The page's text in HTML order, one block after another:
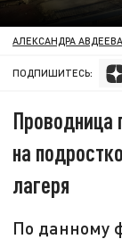
АЛЕКСАНДРА АВДЕЕВА
ПОДПИШИТЕСЬ:
Проводница
на
лагеря
По данному